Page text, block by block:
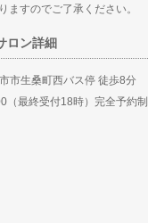
ますのでご了承ください。
ロン詳細
市生桑町西バス停 徒歩8分
（最終受付18時）完全予約制